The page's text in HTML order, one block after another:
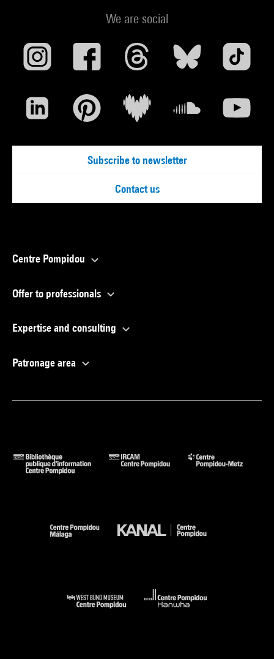
We are social
Subscribe to newsletter
Contact us
Centre Pompidou
Offer to professionals
Expertise and consulting
Patronage area